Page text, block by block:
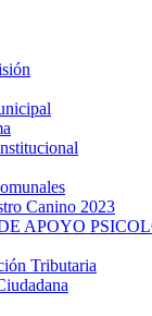
Canino 2023
APOYO
Tributaria